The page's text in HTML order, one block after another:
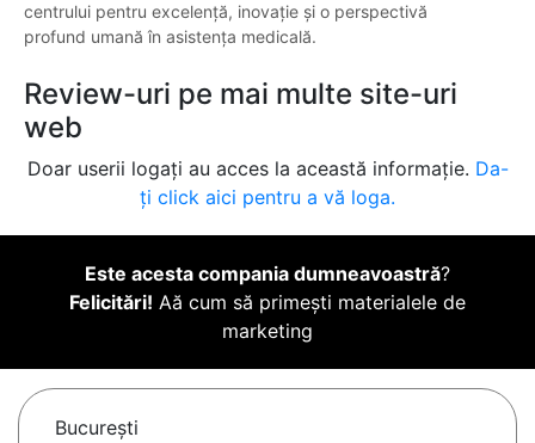
centrului pentru excelență, inovație și o perspectivă
profund umană în asistența medicală.
Review-uri pe mai multe site-uri
web
Doar userii logați au acces la această informație. Da-
ți click aici pentru a vă loga.
Este acesta compania dumneavoastră?
Felicitări! Aă cum să primești materialele de
marketing
Bucureşti